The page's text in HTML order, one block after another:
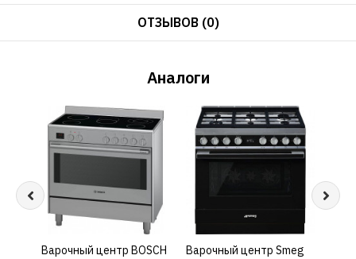
ОТЗЫВОВ (0)
Аналоги
КУПИТЬ
Варочный центр BOSCH
КУПИТЬ
Варочный центр Smeg